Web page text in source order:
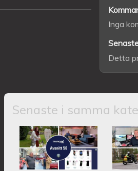
Inga
Detta
Senaste i samma
Trafikdax - Avsnitt